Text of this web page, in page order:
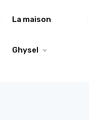
La maison
Ghysel